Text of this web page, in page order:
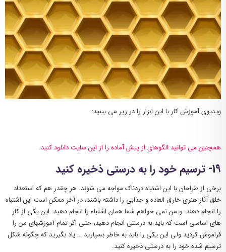
ویدیوی آموزش کار با این ابزار را در زیر می بینید:
همچنین می توانید الگوهای از پیش آماده را از این سایت دانلود کنید.
19- ترسیم خود را به درستی ذخیره کنید
برخی از طراحان با این اشتباه دردناک مواجه می شوند. هر چقدر هم که استعداد
خلق آثار هنری خارق العاده و جذابی را داشته باشند، در آخر ممکن است این اشتباه
را انجام دهند. و من نمی خواهم شما همان اشتباه را انجام دهید. این یکی از کار
های اساسی است که باید به درستی انجام دهید، حتی اگر تمام آموزشهای من را
فراموش کردید ولی این یکی را باید به خاطر بسپارید … یاد بگیرید که چگونه شکل
ترسیم شده خود را به درستی ذخیره کنید.